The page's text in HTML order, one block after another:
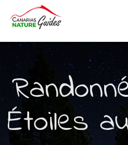
Étoiles